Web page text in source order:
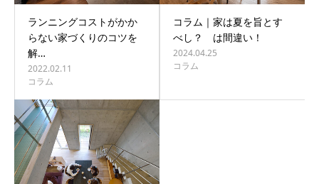
ランニングコストがかか
らない家づくりのコツを
解…
2022.02.11
コラム
コラム｜家は夏を旨とす
べし？ は間違い！
2024.04.25
コラム